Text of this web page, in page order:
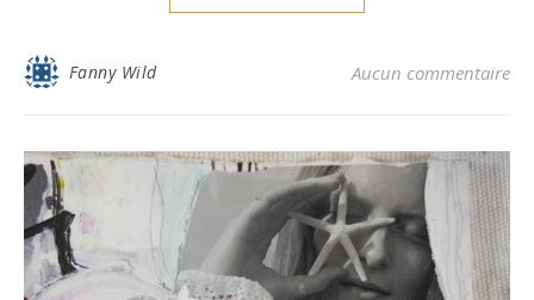
Fanny Wild Aucun commentaire